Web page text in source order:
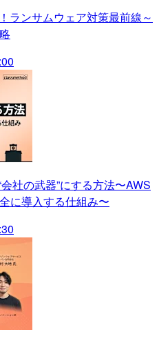
ランサムウェア対策最前線～
社の武器”にする方法〜AWS
に導入する仕組み〜